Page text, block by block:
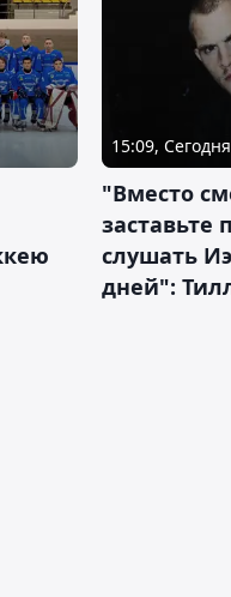
15:09, Сегодня
"Вместо
заставьте
слушать
дней":